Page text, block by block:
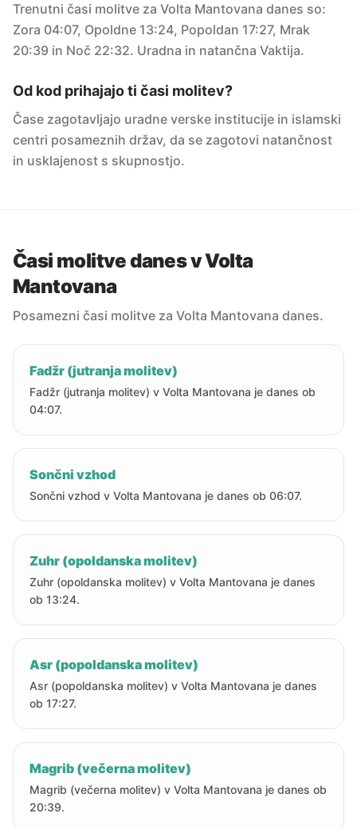
Trenutni časi molitve za Volta Mantovana danes so:
Zora 04:07, Opoldne 13:24, Popoldan 17:27, Mrak
20:39 in Noč 22:32. Uradna in natančna Vaktija.
Od kod prihajajo ti časi molitev?
Čase zagotavljajo uradne verske institucije in islamski
centri posameznih držav, da se zagotovi natančnost
in usklajenost s skupnostjo.
Časi molitve danes v Volta
Mantovana
Posamezni časi molitve za Volta Mantovana danes.
Fadžr (jutranja molitev)
Fadžr (jutranja molitev) v Volta Mantovana je danes ob
04:07.
Sončni vzhod
Sončni vzhod v Volta Mantovana je danes ob 06:07.
Zuhr (opoldanska molitev)
Zuhr (opoldanska molitev) v Volta Mantovana je danes
ob 13:24.
Asr (popoldanska molitev)
Asr (popoldanska molitev) v Volta Mantovana je danes
ob 17:27.
Magrib (večerna molitev)
Magrib (večerna molitev) v Volta Mantovana je danes ob
20:39.